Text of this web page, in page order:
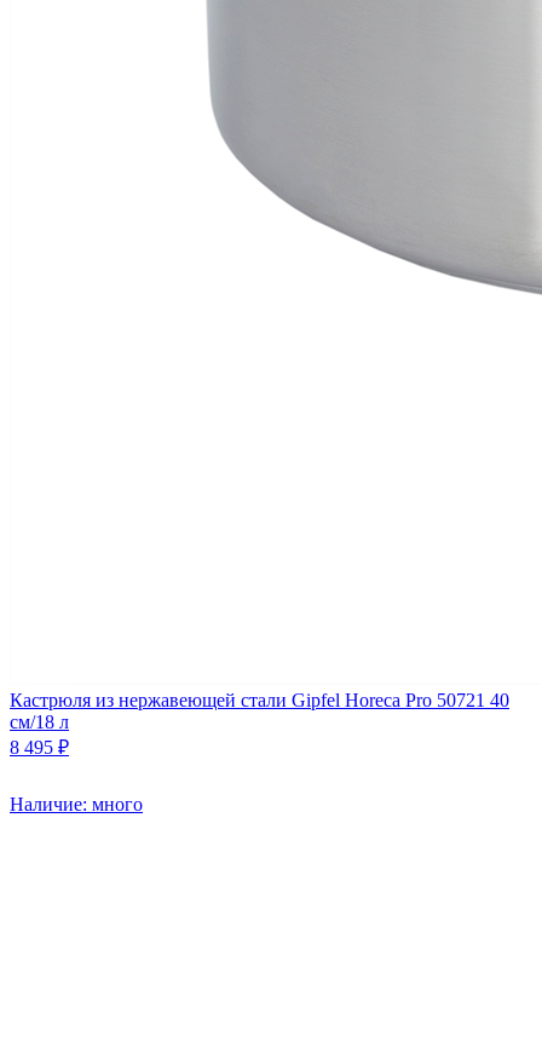
Кастрюля из нержавеющей стали Gipfel Horeca Pro 50721 40
см/18 л
8 495 ₽
Наличие: много